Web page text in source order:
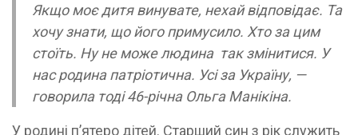
Якщо моє дитя винувате, нехай відповідає. Та
хочу знати, що його примусило. Хто за цим
стоїть. Ну не може людина так змінитися. У
нас родина патріотична. Усі за Україну, —
говорила тоді 46-річна Ольга Манікіна.
У родині п’ятеро дітей. Старший син з рік служить